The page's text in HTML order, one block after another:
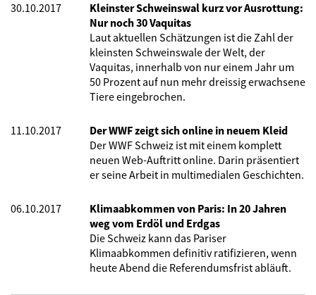
30.10.2017
Kleinster Schweinswal kurz vor Ausrottung:
Nur noch 30 Vaquitas
Laut aktuellen Schätzungen ist die Zahl der
kleinsten Schweinswale der Welt, der
Vaquitas, innerhalb von nur einem Jahr um
50 Prozent auf nun mehr dreissig erwachsene
Tiere eingebrochen.
11.10.2017
Der WWF zeigt sich online in neuem Kleid
Der WWF Schweiz ist mit einem komplett
neuen Web-Auftritt online. Darin präsentiert
er seine Arbeit in multimedialen Geschichten.
06.10.2017
Klimaabkommen von Paris: In 20 Jahren
weg vom Erdöl und Erdgas
Die Schweiz kann das Pariser
Klimaabkommen definitiv ratifizieren, wenn
heute Abend die Referendumsfrist abläuft.